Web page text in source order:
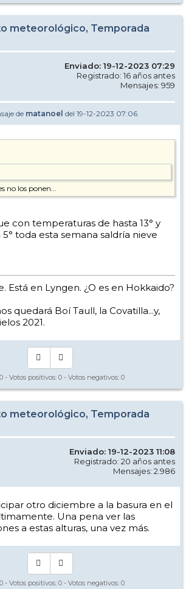
meteorológico, Temporada
Enviado: 19-12-2023 07:29
Registrado: 16 años antes
Mensajes: 959
de matanoel del 19-12-2023 07:06
no los ponen...
con temperaturas de hasta 13° y
5° toda esta semana saldría nieve
Está en Lyngen. ¿O es en Hokkaido?
quedará Boí Taull, la Covatilla...y,
2021.
0 - Votos positivos: 0 - Votos negativos: 0
meteorológico, Temporada
Enviado: 19-12-2023 11:08
Registrado: 20 años antes
Mensajes: 2.986
otro diciembre a la basura en el
Una pena ver las
a estas alturas, una vez más.
0 - Votos positivos: 0 - Votos negativos: 0